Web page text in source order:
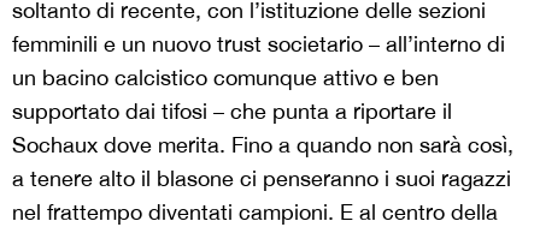
soltanto di recente, con l’istituzione delle sezioni
femminili e un nuovo trust societario – all’interno di
un bacino calcistico comunque attivo e ben
supportato dai tifosi – che punta a riportare il
Sochaux dove merita. Fino a quando non sarà così,
a tenere alto il blasone ci penseranno i suoi ragazzi
nel frattempo diventati campioni. E al centro della